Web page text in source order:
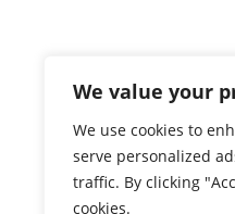
We value your
We use cookies to
serve personalized
traffic. By clicking
cookies.